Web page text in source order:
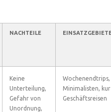
NACHTEILE
Keine
Unterteilung,
Gefahr von
Unordnung,
Wochenendtrips,
Minimalisten,
Geschäftsreisen